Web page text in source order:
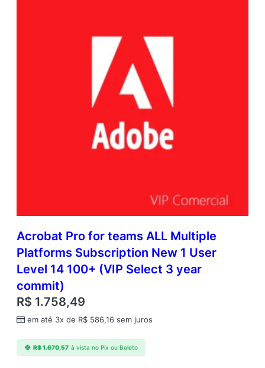
Acrobat Pro for teams ALL Multiple
Platforms Subscription New 1 User
Level 14 100+ (VIP Select 3 year
commit)
R$ 1.758,49
em até 3x de R$ 586,16 sem juros
R$1.670,57 à vista no Pix ou Boleto